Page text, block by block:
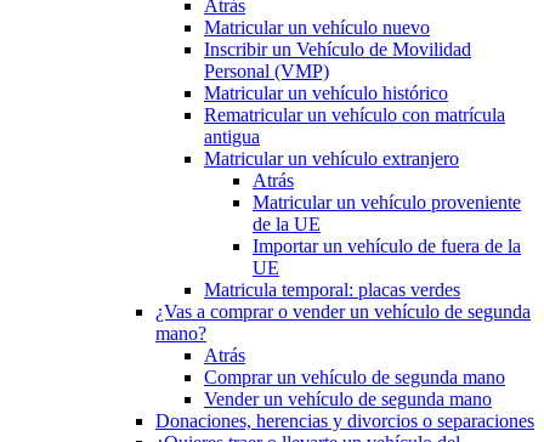
Atrás
Matricular un vehículo nuevo
Inscribir un Vehículo de Movilidad
Personal (VMP)
Matricular un vehículo histórico
Rematricular un vehículo con matrícula
antigua
Matricular un vehículo extranjero
Atrás
Matricular un vehículo proveniente
de la UE
Importar un vehículo de fuera de la
UE
Matricula temporal: placas verdes
¿Vas a comprar o vender un vehículo de segunda
mano?
Atrás
Comprar un vehículo de segunda mano
Vender un vehículo de segunda mano
Donaciones, herencias y divorcios o separaciones